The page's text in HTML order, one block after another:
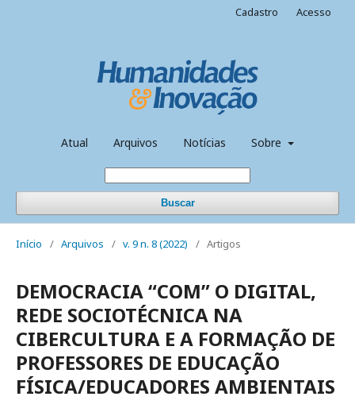
Atual Arquivos Notícias Sobre
Buscar
Cadastro Acesso
Início / Arquivos / v. 9 n. 8 (2022) / Artigos
DEMOCRACIA “COM” O DIGITAL,
REDE SOCIOTÉCNICA NA
CIBERCULTURA E A FORMAÇÃO DE
PROFESSORES DE EDUCAÇÃO
FÍSICA/EDUCADORES AMBIENTAIS